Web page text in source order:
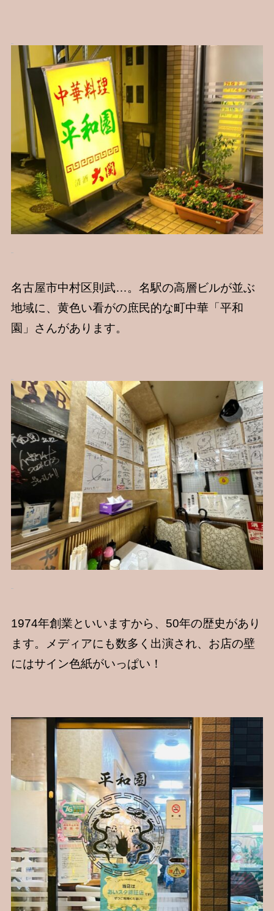
名古屋市中村区則武…。名駅の高層ビルが並ぶ
地域に、黄色い看がの庶民的な町中華「平和
園」さんがあります。
1974年創業といいますから、50年の歴史があり
ます。メディアにも数多く出演され、お店の壁
にはサイン色紙がいっぱい！